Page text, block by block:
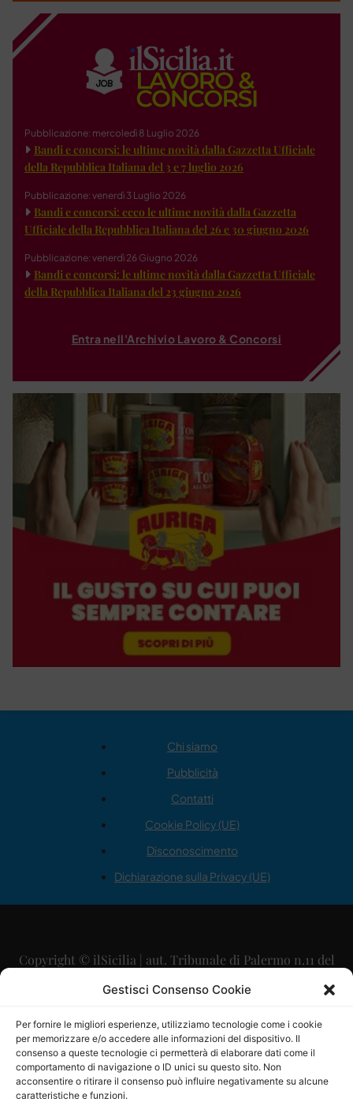
Gestisci Consenso Cookie
Per fornire le migliori esperienze, utilizziamo tecnologie come i cookie
per memorizzare e/o accedere alle informazioni del dispositivo. Il
consenso a queste tecnologie ci permetterà di elaborare dati come il
comportamento di navigazione o ID unici su questo sito. Non
acconsentire o ritirare il consenso può influire negativamente su alcune
caratteristiche e funzioni.
Pubblicazione: mercoledì 8 Luglio 2026
Bandi e concorsi: le ultime novità dalla Gazzetta Ufficiale
della Repubblica Italiana del 3 e 7 luglio 2026
Pubblicazione: venerdì 3 Luglio 2026
Bandi e concorsi: ecco le ultime novità dalla Gazzetta
Ufficiale della Repubblica Italiana del 26 e 30 giugno 2026
Pubblicazione: venerdì 26 Giugno 2026
Bandi e concorsi: le ultime novità dalla Gazzetta Ufficiale
della Repubblica Italiana del 23 giugno 2026
Entra nell'Archivio Lavoro & Concorsi
Chi siamo
Pubblicità
Contatti
Cookie Policy (UE)
Disconoscimento
Dichiarazione sulla Privacy (UE)
Copyright © ilSicilia | aut. Tribunale di Palermo n.11 del
29/09/2015
Direttore Editoriale: Maurizio Scaglione
Direttore Responsabile: Maria Calabrese